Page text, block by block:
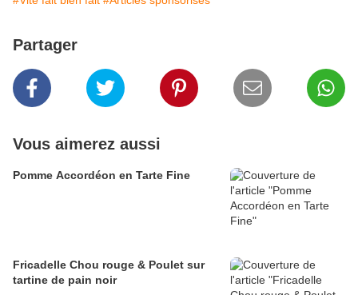
Partager
Vous aimerez aussi
Pomme Accordéon en Tarte Fine
Fricadelle Chou rouge & Poulet sur
tartine de pain noir